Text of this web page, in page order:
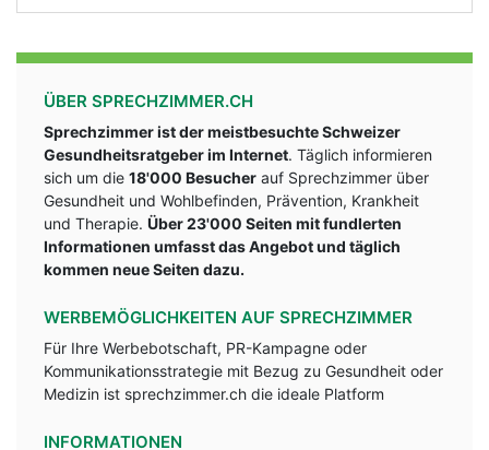
ÜBER SPRECHZIMMER.CH
Sprechzimmer ist der meistbesuchte Schweizer
Gesundheitsratgeber im Internet. Täglich informieren
sich um die 18'000 Besucher auf Sprechzimmer über
Gesundheit und Wohlbefinden, Prävention, Krankheit
und Therapie. Über 23'000 Seiten mit fundlerten
Informationen umfasst das Angebot und täglich
kommen neue Seiten dazu.
WERBEMÖGLICHKEITEN AUF SPRECHZIMMER
Für Ihre Werbebotschaft, PR-Kampagne oder
Kommunikationsstrategie mit Bezug zu Gesundheit oder
Medizin ist sprechzimmer.ch die ideale Platform
INFORMATIONEN